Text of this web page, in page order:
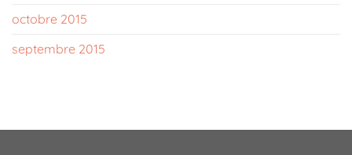
octobre 2015
septembre 2015